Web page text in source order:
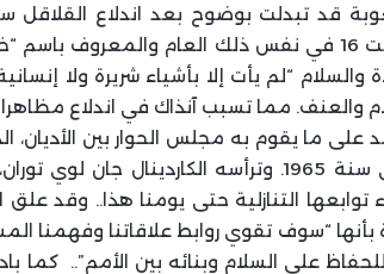
بنديكت 16 في نفس ذلك العام والمعروف
والسلام “لم يأت إلا بأشياء شريرة ولا
والعنف. مما تسبب آنذاك في اندلاع
على ما يقوم به مجلس الحوار بين الأديان،
الثاني سنة 1965. وترأسه الكاردينال
توابعها التنازلية حتى يومنا هذا.. وقد
بأنها “سوف تقوي روابط علاقاتنا وفهمنا
على السلام وبنائه بين الأمم”.. كما